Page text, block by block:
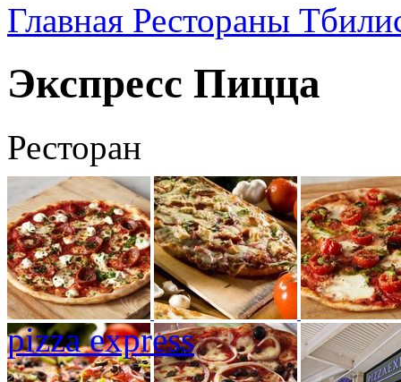
Главная Рестораны
Экспресс Пицца
Ресторан
pizza express